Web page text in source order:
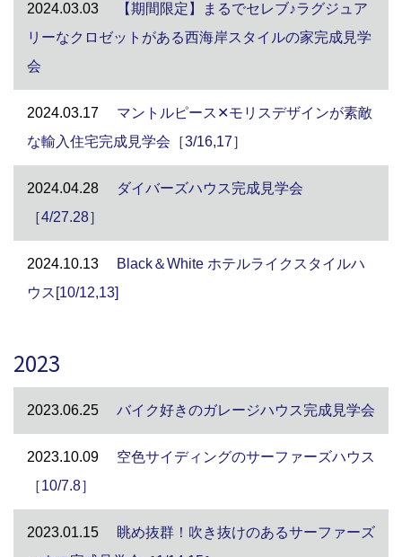
2024.03.03
【期間限定】まるでセレブ♪ラグジュア
リーなクロゼットがある西海岸スタイルの家完成見学
会
2024.03.17
マントルピース✕モリスデザインが素敵
な輸入住宅完成見学会［3/16,17］
2024.04.28
ダイバーズハウス完成見学会
［4/27.28］
2024.10.13
Black＆White ホテルライクスタイルハ
ウス[10/12,13]
2023
2023.06.25 バイク好きのガレージハウス完成見学会
2023.10.09
空色サイディングのサーファーズハウス
［10/7.8］
2023.01.15
眺め抜群！吹き抜けのあるサーファーズ